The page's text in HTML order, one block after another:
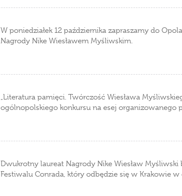
W poniedziałek 12 października zapraszamy do
Nagrody Nike Wiesławem Myśliwskim.
„Literatura pamięci. Twórczość Wiesława
ogólnopolskiego konkursu na esej organizowanego
Dwukrotny laureat Nagrody Nike Wiesław
Festiwalu Conrada, który odbędzie się w Krakowie